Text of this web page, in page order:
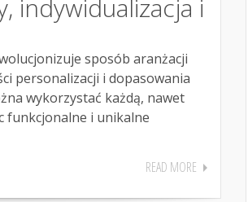
indywidualizacja i
sposób aranżacji
personalizacji i dopasowania
wykorzystać każdą, nawet
funkcjonalne i unikalne
READ MORE